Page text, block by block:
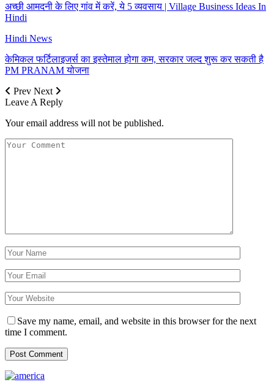
अच्छी आमदनी के लिए गांव में करें, ये 5 व्यवसाय | Village Business Ideas In
Hindi
Hindi News
केमिकल फर्टिलाइजर्स का इस्तेमाल होगा कम, सरकार जल्द शुरू कर सकती है
PM PRANAM योजना
Prev Next
Leave A Reply
Your email address will not be published.
Save my name, email, and website in this browser for the next
time I comment.